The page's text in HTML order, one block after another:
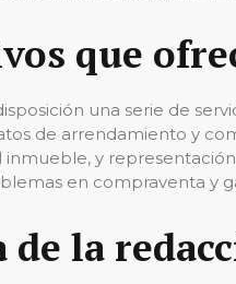
que
una serie de
de arrendamiento y
inmueble, y
en compraventa y
de la